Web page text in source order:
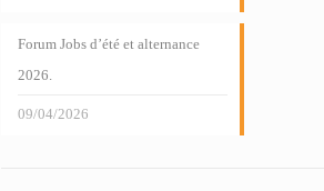
Forum Jobs d’été et alternance
2026.
09/04/2026